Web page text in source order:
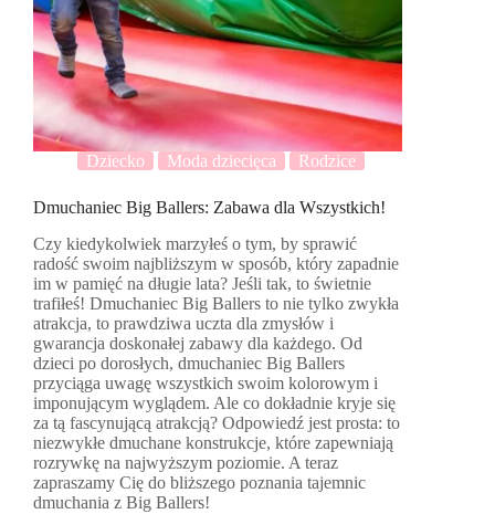
Dziecko Moda dziecięca Rodzice
Dmuchaniec Big Ballers: Zabawa dla Wszystkich!
Czy kiedykolwiek marzyłeś o tym, by sprawić
radość swoim najbliższym w sposób, który zapadnie
im w pamięć na długie lata? Jeśli tak, to świetnie
trafiłeś! Dmuchaniec Big Ballers to nie tylko zwykła
atrakcja, to prawdziwa uczta dla zmysłów i
gwarancja doskonałej zabawy dla każdego. Od
dzieci po dorosłych, dmuchaniec Big Ballers
przyciąga uwagę wszystkich swoim kolorowym i
imponującym wyglądem. Ale co dokładnie kryje się
za tą fascynującą atrakcją? Odpowiedź jest prosta: to
niezwykłe dmuchane konstrukcje, które zapewniają
rozrywkę na najwyższym poziomie. A teraz
zapraszamy Cię do bliższego poznania tajemnic
dmuchania z Big Ballers!